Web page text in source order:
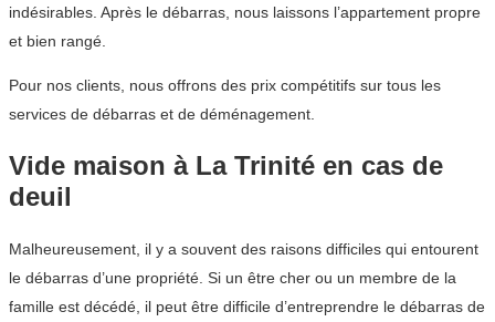
indésirables. Après le débarras, nous laissons l’appartement propre
et bien rangé.
Pour nos clients, nous offrons des prix compétitifs sur tous les
services de débarras et de déménagement.
Vide maison à La Trinité en cas de
deuil
Malheureusement, il y a souvent des raisons difficiles qui entourent
le débarras d’une propriété. Si un être cher ou un membre de la
famille est décédé, il peut être difficile d’entreprendre le débarras de